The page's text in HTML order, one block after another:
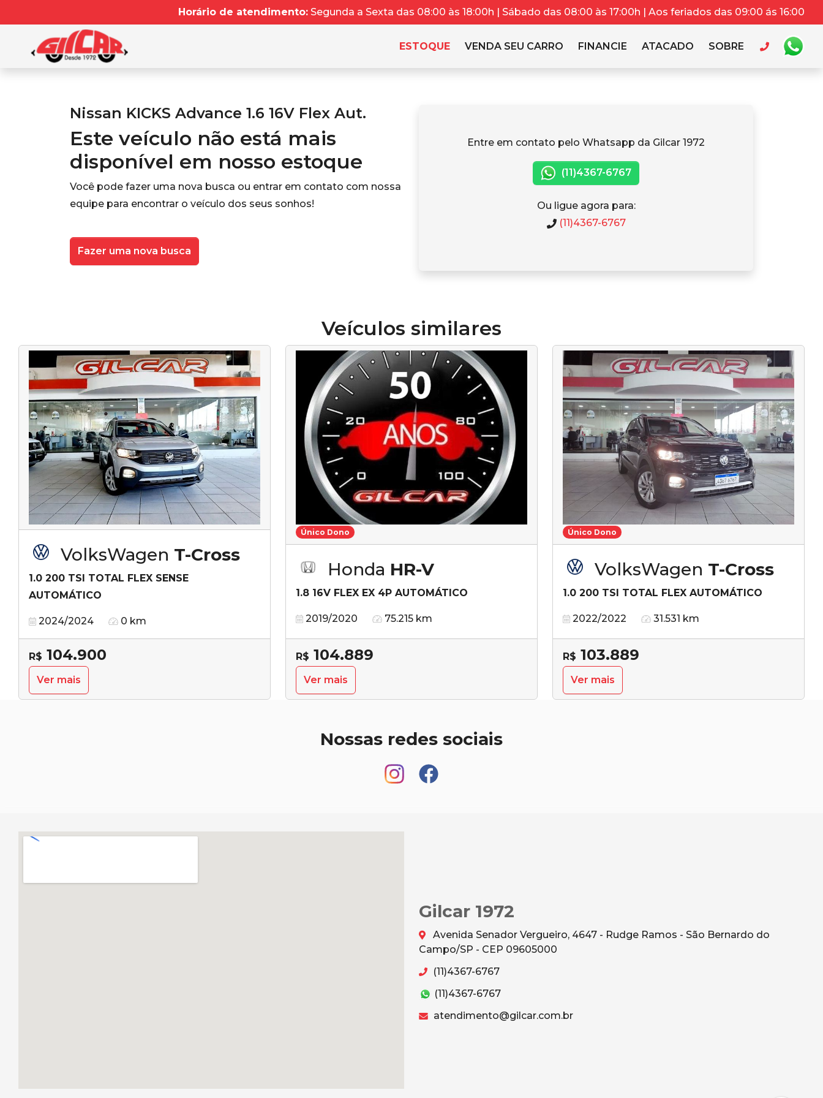
Horário de atendimento: Segunda a Sexta das 08:00 às 18:00h | Sábado das 08:00 às 17:00h | Aos feriados das 09:00 ás 16:00
ESTOQUE VENDA SEU CARRO FINANCIE ATACADO SOBRE
Nissan KICKS Advance 1.6 16V Flex Aut.
Este veículo não está mais
disponível em nosso estoque
Você pode fazer uma nova busca ou entrar em contato com nossa
equipe para encontrar o veículo dos seus sonhos!
Fazer uma nova busca
Entre em contato pelo Whatsapp da Gilcar 1972
(11)4367-6767
Ou ligue agora para:
(11)4367-6767
Veículos similares
VolksWagen T-Cross
1.0 200 TSI TOTAL FLEX SENSE
AUTOMÁTICO
2024/2024 0 km
R$ 104.900
Ver mais
Único Dono
Honda HR-V
1.8 16V FLEX EX 4P AUTOMÁTICO
2019/2020 75.215 km
R$ 104.889
Ver mais
Único Dono
VolksWagen T-Cross
1.0 200 TSI TOTAL FLEX AUTOMÁTICO
2022/2022 31.531 km
R$ 103.889
Ver mais
Nossas redes sociais
Gilcar 1972
Avenida Senador Vergueiro, 4647 - Rudge Ramos - São Bernardo do
Campo/SP - CEP 09605000
(11)4367-6767
(11)4367-6767
atendimento@gilcar.com.br